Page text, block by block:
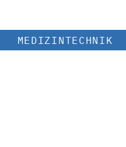
MEDIZINTECHNIK